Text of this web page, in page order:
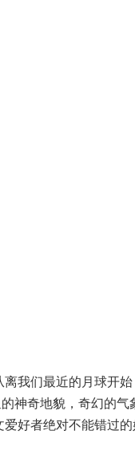
我们最近的月球开始
神奇地貌，奇幻的
好者绝对不能错过的